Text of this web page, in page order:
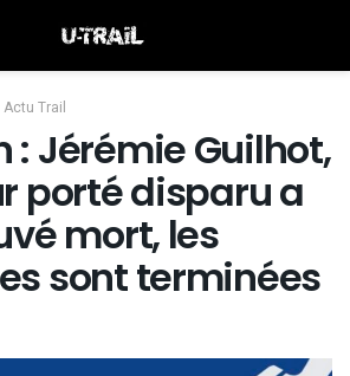
Actu Trail
: Jérémie Guilhot,
porté disparu a
mort, les
sont terminées